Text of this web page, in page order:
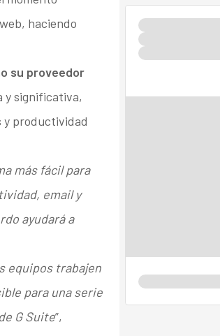
haciendo
su proveedor
y significativa,
y productividad
más fácil para
email y
ayudará a
equipos trabajen
para una serie
G Suite”,